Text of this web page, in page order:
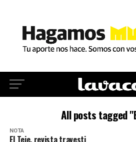
All posts tagged
NOTA
El Teje, revista travesti